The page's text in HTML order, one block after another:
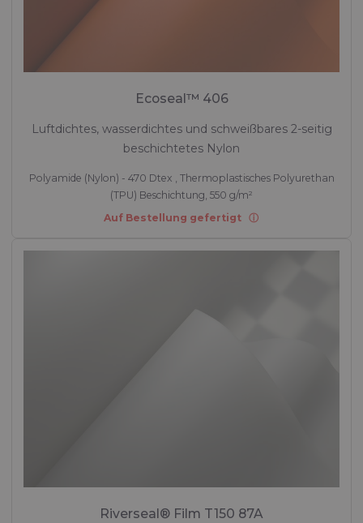
Ecoseal™ 406
Luftdichtes, wasserdichtes und schweißbares 2-seitig
beschichtetes Nylon
Polyamide (Nylon) - 470 Dtex , Thermoplastisches Polyurethan
(TPU) Beschichtung, 550 g/m²
Auf Bestellung gefertigt
Riverseal® Film T150 87A